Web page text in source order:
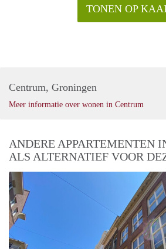
TONEN OP
Centrum, Groningen
Meer informatie over wonen in Centrum
ANDERE APPARTEMENTEN
ALS ALTERNATIEF VOOR